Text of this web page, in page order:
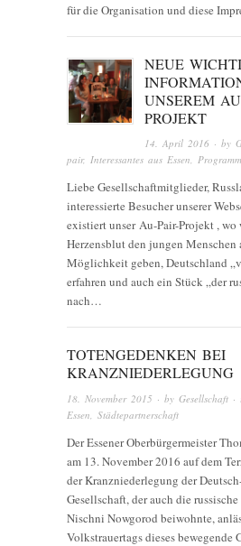
für die Organisation und diese
NEUE
UNSEREM
PROJEKT
14. April 2016 · by
pair, Interessantes aus Essen,
Liebe Gesellschaftmitglieder,
interessierte Besucher unserer
existiert unser Au-Pair-Projekt ,
Herzensblut den jungen Menschen
Möglichkeit geben, Deutschland
erfahren und auch ein Stück „der
nach…
TOTENGEDENKEN BEI
KRANZNIEDERLEGUNG
18. November 2015 · by Gesellschaft ·
Essen Städtepartnerschaft
Der Essener Oberbürgermeister
am 13. November 2016 auf dem
der Kranzniederlegung der
Gesellschaft, der auch die
Nischni Nowgorod beiwohnte,
Volkstrauertags dieses bewegende